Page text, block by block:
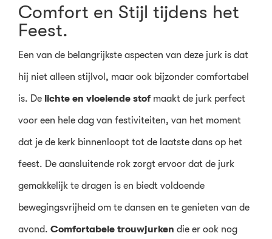
Comfort en Stijl tijdens het
Feest.
Een van de belangrijkste aspecten van deze jurk is dat
hij niet alleen stijlvol, maar ook bijzonder comfortabel
is. De lichte en vloeiende stof maakt de jurk perfect
voor een hele dag van festiviteiten, van het moment
dat je de kerk binnenloopt tot de laatste dans op het
feest. De aansluitende rok zorgt ervoor dat de jurk
gemakkelijk te dragen is en biedt voldoende
bewegingsvrijheid om te dansen en te genieten van de
avond. Comfortabele trouwjurken die er ook nog